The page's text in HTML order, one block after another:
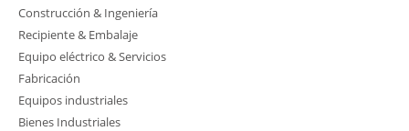
Construcción & Ingeniería
Recipiente & Embalaje
Equipo eléctrico & Servicios
Fabricación
Equipos industriales
Bienes Industriales